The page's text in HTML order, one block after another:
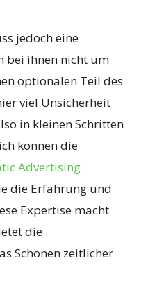
jedoch eine
bei ihnen nicht um
optionalen Teil des
viel Unsicherheit
in kleinen Schritten
können die
Advertising
die Erfahrung und
Expertise macht
die
Schonen zeitlicher